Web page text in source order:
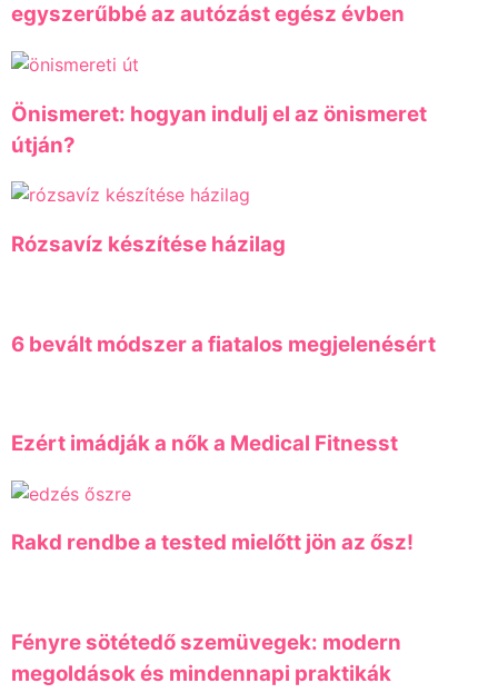
egyszerűbbé az autózást egész évben
Önismeret: hogyan indulj el az önismeret
útján?
Rózsavíz készítése házilag
6 bevált módszer a fiatalos megjelenésért
Ezért imádják a nők a Medical Fitnesst
Rakd rendbe a tested mielőtt jön az ősz!
Fényre sötétedő szemüvegek: modern
megoldások és mindennapi praktikák